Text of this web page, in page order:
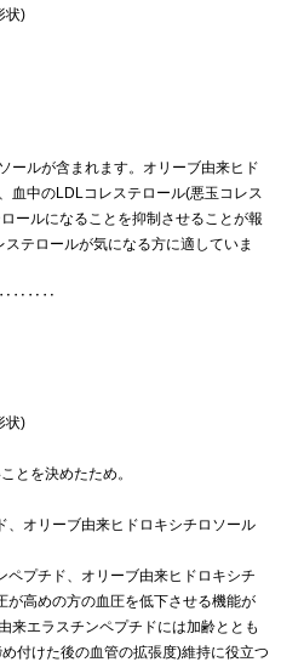
状)
ールが含まれます。オリーブ由来ヒド
血中のLDLコレステロール(悪玉コレス
ールになることを抑制させることが報
テロールが気になる方に適していま
状)
とを決めたため。
、オリーブ由来ヒドロキシチロソール
プチド、オリーブ由来ヒドロキシチ
が高めの方の血圧を低下させる機能が
来エラスチンペプチドには加齢ととも
付けた後の血管の拡張度)維持に役立つ